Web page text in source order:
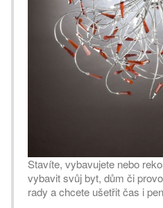
Stavíte, vybavujete nebo
vybavit svůj byt, dům či
rady a chcete ušetřit čas i